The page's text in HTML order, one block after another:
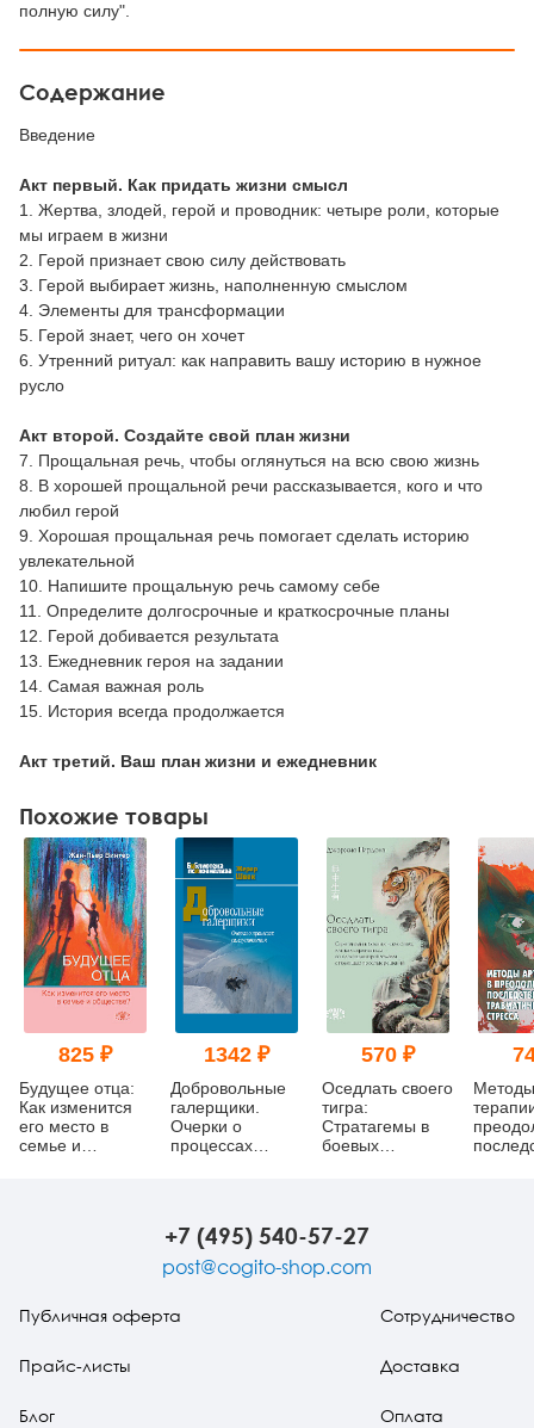
полную силу".
Содержание
Введение
Акт первый. Как придать жизни смысл
1. Жертва, злодей, герой и проводник: четыре роли, которые
мы играем в жизни
2. Герой признает свою силу действовать
3. Герой выбирает жизнь, наполненную смыслом
4. Элементы для трансформации
5. Герой знает, чего он хочет
6. Утренний ритуал: как направить вашу историю в нужное
русло
Акт второй. Создайте свой план жизни
7. Прощальная речь, чтобы оглянуться на всю свою жизнь
8. В хорошей прощальной речи рассказывается, кого и что
любил герой
9. Хорошая прощальная речь помогает сделать историю
увлекательной
10. Напишите прощальную речь самому себе
11. Определите долгосрочные и краткосрочные планы
12. Герой добивается результата
13. Ежедневник героя на задании
14. Самая важная роль
15. История всегда продолжается
Акт третий. Ваш план жизни и ежедневник
Похожие товары
825 ₽
Будущее отца:
Как изменится
его место в
семье и
1342 ₽
Добровольные
галерщики.
Очерки о
процессах
570 ₽
Оседлать своего
тигра:
Cтратагемы в
боевых
помощью
простых
решений
+7 (495) 540-57-27
post@cogito-shop.com
Публичная оферта
Прайс-листы
Блог
Сотрудничество
Доставка
Оплата